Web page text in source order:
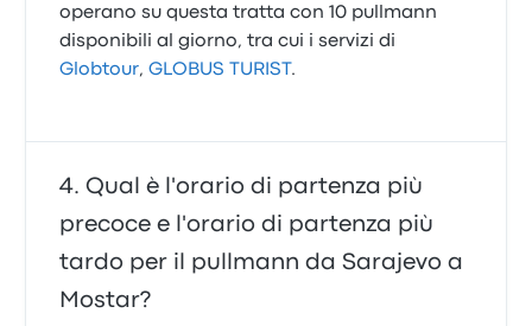
operano su questa tratta con 10 pullmann
disponibili al giorno, tra cui i servizi di
Globtour,GLOBUS TURIST .
Qual è l'orario di partenza più
precoce e l'orario di partenza più
tardo per il pullmann da Sarajevo a
Mostar?